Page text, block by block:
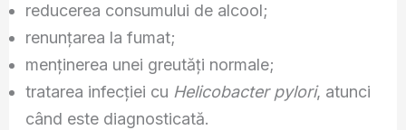
reducerea consumului de alcool;
renunțarea la fumat;
menținerea unei greutăți normale;
tratarea infecției cu Helicobacter pylori, atunci
când este diagnosticată.